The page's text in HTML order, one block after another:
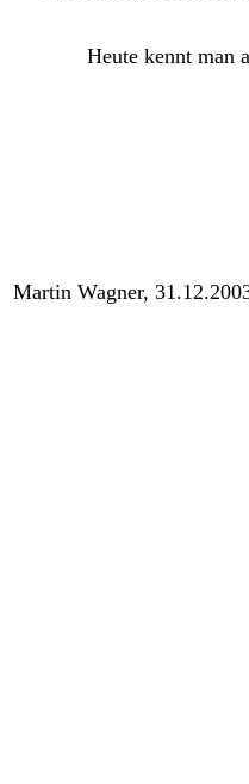
Heute kennt man
Martin Wagner,